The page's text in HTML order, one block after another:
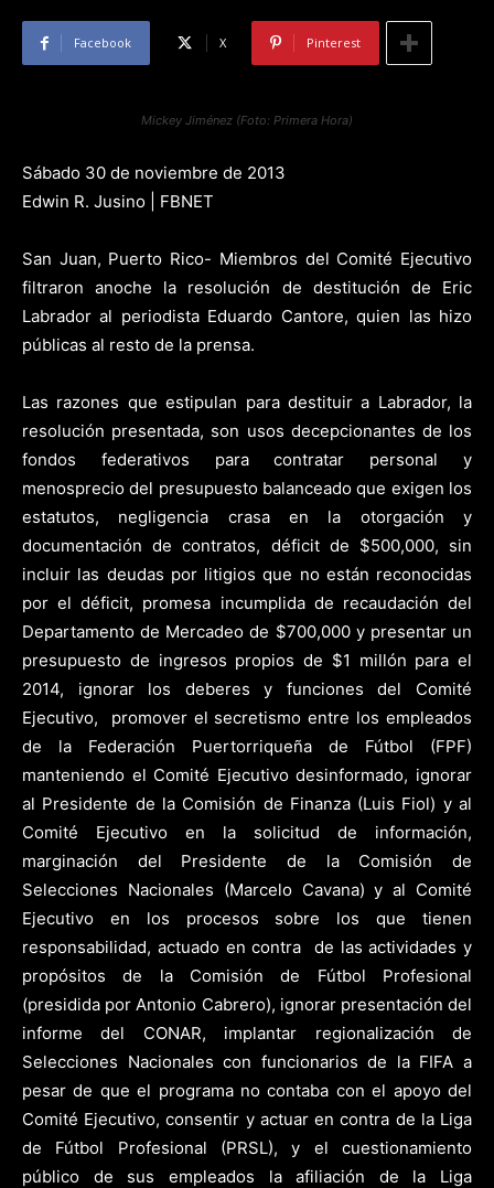
Facebook X Pinterest
Mickey Jiménez (Foto: Primera Hora)
Sábado 30 de noviembre de 2013
Edwin R. Jusino | FBNET
San Juan, Puerto Rico- Miembros del Comité Ejecutivo
filtraron anoche la resolución de destitución de Eric
Labrador al periodista Eduardo Cantore, quien las hizo
públicas al resto de la prensa.
Las razones que estipulan para destituir a Labrador, la
resolución presentada, son usos decepcionantes de los
fondos federativos para contratar personal y
menosprecio del presupuesto balanceado que exigen los
estatutos, negligencia crasa en la otorgación y
documentación de contratos, déficit de $500,000, sin
incluir las deudas por litigios que no están reconocidas
por el déficit, promesa incumplida de recaudación del
Departamento de Mercadeo de $700,000 y presentar un
presupuesto de ingresos propios de $1 millón para el
2014, ignorar los deberes y funciones del Comité
Ejecutivo, promover el secretismo entre los empleados
de la Federación Puertorriqueña de Fútbol (FPF)
manteniendo el Comité Ejecutivo desinformado, ignorar
al Presidente de la Comisión de Finanza (Luis Fiol) y al
Comité Ejecutivo en la solicitud de información,
marginación del Presidente de la Comisión de
Selecciones Nacionales (Marcelo Cavana) y al Comité
Ejecutivo en los procesos sobre los que tienen
responsabilidad, actuado en contra de las actividades y
propósitos de la Comisión de Fútbol Profesional
(presidida por Antonio Cabrero), ignorar presentación del
informe del CONAR, implantar regionalización de
Selecciones Nacionales con funcionarios de la FIFA a
pesar de que el programa no contaba con el apoyo del
Comité Ejecutivo, consentir y actuar en contra de la Liga
de Fútbol Profesional (PRSL), y el cuestionamiento
público de sus empleados la afiliación de la Liga